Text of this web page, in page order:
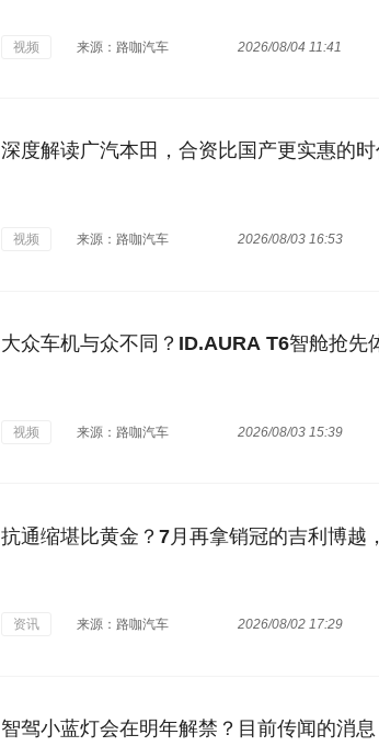
视频 来源：路咖汽车 2026/08/04 11:41
深度解读广汽本田，合资比国产更实惠的时
视频 来源：路咖汽车 2026/08/03 16:53
大众车机与众不同？ID.AURA T6智舱抢先
视频 来源：路咖汽车 2026/08/03 15:39
抗通缩堪比黄金？7月再拿销冠的吉利博越
资讯 来源：路咖汽车 2026/08/02 17:29
智驾小蓝灯会在明年解禁？目前传闻的消